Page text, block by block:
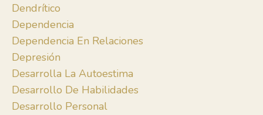
Dendrítico
Dependencia
Dependencia En Relaciones
Depresión
Desarrolla La Autoestima
Desarrollo De Habilidades
Desarrollo Personal